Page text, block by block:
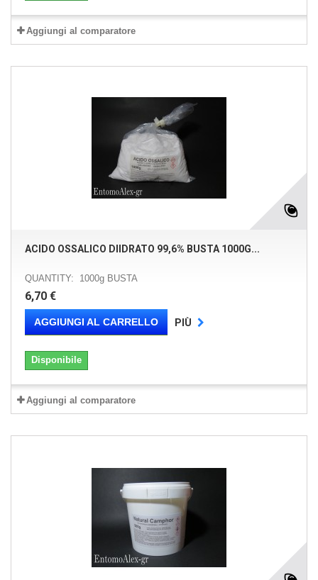
Aggiungi al comparatore
ACIDO OSSALICO DIIDRATO 99,6% BUSTA 1000G...
QUANTITY: 1000g BUSTA
6,70 €
AGGIUNGI AL CARRELLO PIÙ
Disponibile
Aggiungi al comparatore